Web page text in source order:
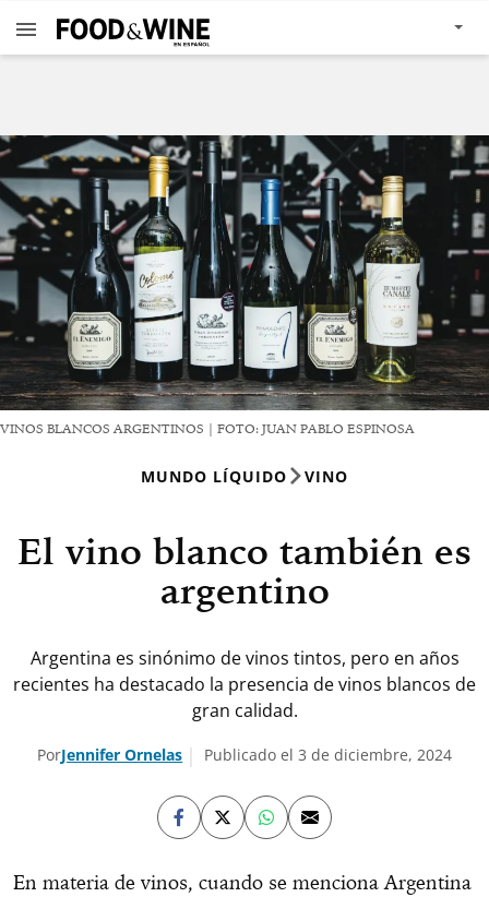
VINOS BLANCOS ARGENTINOS | FOTO: JUAN PABLO ESPINOSA
MUNDO LÍQUIDO VINO
El vino blanco también es
argentino
Argentina es sinónimo de vinos tintos, pero en años
recientes ha destacado la presencia de vinos blancos de
gran calidad.
PorJennifer Ornelas Publicado el 3 de diciembre, 2024
En materia de vinos, cuando se menciona Argentina